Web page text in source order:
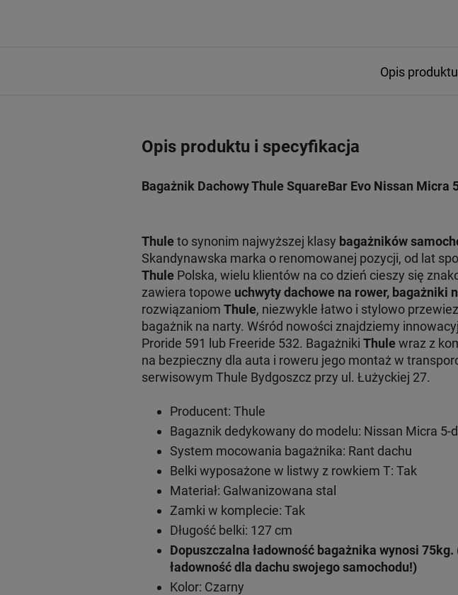
Opis
Opis produktu i specyfikacja
Bagażnik Dachowy Thule SquareBar Evo Nissan
Thuleto synonim najwyższej klasy bagażników
Skandynawska marka o renomowanej pozycji, od lat
ThulePolska, wielu klientów na co dzień cieszy się
zawiera topowe uchwyty dachowe na rower, bagażniki
rozwiązaniom Thule, niezwykle łatwo i stylowo
bagażnik na narty. Wśród nowości znajdziemy
Proride 591 lub Freeride 532. Bagażniki Thulewraz z
na bezpieczny dla auta i roweru jego montaż w
serwisowym Thule Bydgoszcz przy ul. Łużyckiej 27.
Producent: Thule
Bagaznik dedykowany do modelu: Nissan Micra 5-
System mocowania bagażnika: Rant dachu
Belki wyposażone w listwy z rowkiem T: Tak
Materiał: Galwanizowana stal
Zamki w komplecie: Tak
Długość belki: 127 cm
Dopuszczalna ładowność bagażnika wynosi
ładowność dla dachu swojego samochodu!)
Kolor: Czarny